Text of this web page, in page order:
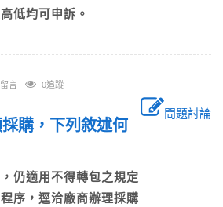
低均可申訴。
言 0追蹤
問題討論
購，下列敘述何
仍適用不得轉包之規定
序，逕洽廠商辦理採購